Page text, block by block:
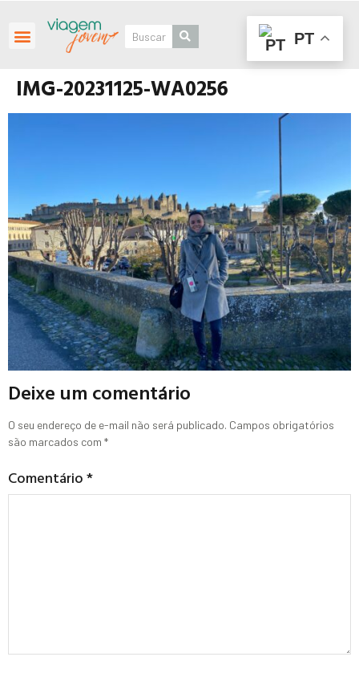
IMG-20231125-WA0256
Deixe um comentário
O seu endereço de e-mail não será publicado. Campos obrigatórios
são marcados com *
Comentário*
PT